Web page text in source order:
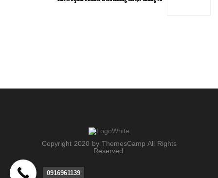
Copyright 2020 by ThemesCamp All Rights
Reserved.
0916961139